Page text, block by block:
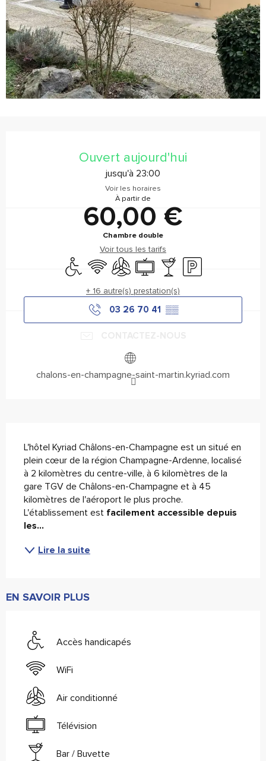
Ouvert aujourd'hui
jusqu'à 23:00
Voir les horaires
À partir de
60,00 €
Chambre double
Voir tous les tarifs
Accès handicapés
WiFi Air conditionné
TélévisionBar / Buvette
Parking
+ 16 autre(s) prestation(s)
03 26 70 41 ▒▒
chalons-en-champagne-saint-martin.kyriad.com
L'hôtel Kyriad Châlons-en-Champagne est un situé en
plein cœur de la région Champagne-Ardenne, localisé
à 2 kilomètres du centre-ville, à 6 kilomètres de la
gare TGV de Châlons-en-Champagne et à 45
kilomètres de l'aéroport le plus proche.
L'établissement est facilement accessible depuis
les...
Lire la suite
EN SAVOIR PLUS
Accès handicapés
WiFi
Air conditionné
Télévision
Bar / Buvette